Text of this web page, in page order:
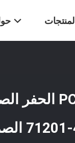
المنتجات